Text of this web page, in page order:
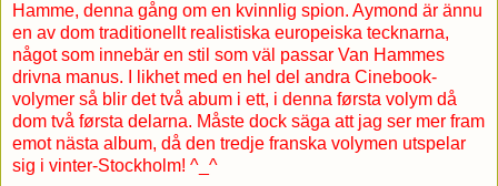
Hamme, denna gång om en kvinnlig spion. Aymond är ännu
en av dom traditionellt realistiska europeiska tecknarna,
något som innebär en stil som väl passar Van Hammes
drivna manus. I likhet med en hel del andra Cinebook-
volymer så blir det två abum i ett, i denna førsta volym då
dom två førsta delarna. Måste dock säga att jag ser mer fram
emot nästa album, då den tredje franska volymen utspelar
sig i vinter-Stockholm! ^_^